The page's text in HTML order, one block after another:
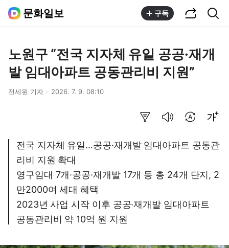
문화일보 구독
노원구 “전국 지자체 유일 공공·재개
발 임대아파트 공동관리비 지원”
전세원 기자 2026. 7. 9. 08:10
전국 지자체 유일…공공·재개발 임대아파트 공동관
리비 지원 확대
영구임대 7개·공공·재개발 17개 등 총 24개 단지, 2
만2000여 세대 혜택
2023년 사업 시작 이후 공공·재개발 임대아파트
공동관리비 약 10억 원 지원